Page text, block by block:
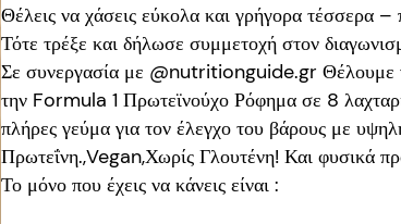
Θέλεις να χάσεις εύκολα και γρήγορα τέσσερα –
Τότε τρέξε και δήλωσε συμμετοχή στον
Σε συνεργασία με @nutritionguide.gr Θέλουμε
την Formula 1 Πρωτεϊνούχο Ρόφημα σε 8
πλήρες γεύμα για τον έλεγχο του βάρους με
Πρωτεΐνη.,Vegan,Χωρίς Γλουτένη! Και φυσικά
Το μόνο που έχεις να κάνεις είναι :